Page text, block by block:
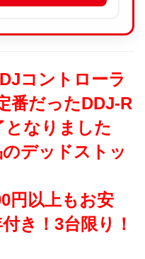
コントローラ
番だったDDJ-R
となりました
デッドストッ
円以上もお安
き！3台限り！